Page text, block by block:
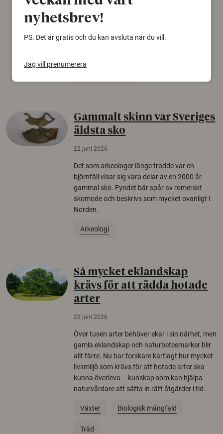
konspirationsteorier är ofta mer mottagliga
för rysk desinformation. Det visar en studie
Gammalt skinn var Sveriges
äldsta sko
22 juni 2026
Det som arkeologer länge trodde var en
björnfäll visar sig vara delar av en 2000 år
gammal sko. Fyndet bär spår av romerskt
skomode och beskrivs som mycket ovanligt i
Norden.
Arkeologi
Så mycket eklandskap
krävs för att rädda hotade
arter
22 juni 2026
Över tusen arter behöver ekar i sin närhet, men
gamla eklandskap och naturbetesmarker blir
allt färre. Nu har forskare kartlagt hur mycket
livsmiljö som krävs för att hotade arter ska
kunna överleva – kunskap som kan hjälpa
naturvårdare att sätta in rätt åtgärder i tid.
Växter Biologisk mångfald
Träd
nyhetsbrev!
PS. Det är gratis och du kan avsluta när du vill.
Jag vill prenumerera